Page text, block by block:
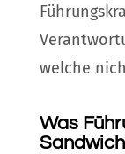
welche
Was